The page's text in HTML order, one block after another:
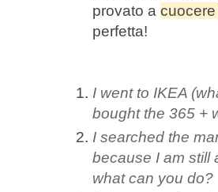
provato a cuocere
perfetta!
I went to IKEA
bought the 365 +
I searched the
because I am still
what can you do?